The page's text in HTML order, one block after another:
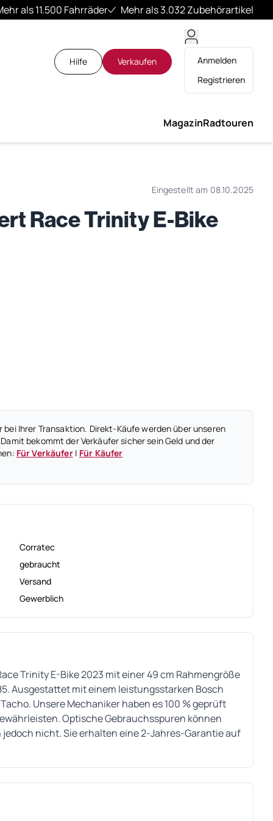
als 11.500 Fahrräder Mehr als 3.032 Zubehörartikel
Hilfe Verkaufen
Anmelden
Registrieren
MagazinRadtouren
Eingestellt am 08.10.2025
Race Trinity E-Bike
Ihrer Transaktion. Direkt-Käufe werden über unseren
bekommt der Verkäufer sicher sein Geld und der
Für Verkäufer| Für Käufer
Corratec
gebraucht
Versand
Gewerblich
Trinity E-Bike 2023 mit einer 49 cm Rahmengröße
Ausgestattet mit einem leistungsstarken Bosch
Unsere Mechaniker haben es 100 % geprüft
Optische Gebrauchsspuren können
nicht. Sie erhalten eine 2-Jahres-Garantie auf